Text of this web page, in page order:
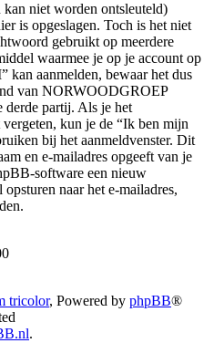
niet worden ontsleuteld)
is opgeslagen. Toch is het niet
gebruikt op meerdere
waarmee je op je account op
aanmelden, bewaar het dus
van NORWOODGROEP
partij. Als je het
kun je de “Ik ben mijn
bij het aanmeldvenster. Dit
en e-mailadres opgeeft van je
software een nieuw
naar het e-mailadres,
tricolor, Powered by phpBB®
.